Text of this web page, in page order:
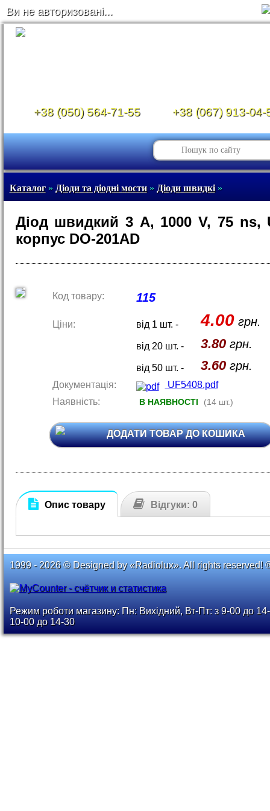
Ви не авторизовані...
+38 (050) 564-71-55 +38 (067) 913-04-
Каталог» Діоди та діодні мости» Діоди швидкі»
Діод швидкий 3 A, 1000 V, 75 ns,
корпус DO-201AD
Код товару: 115
Ціни: від 1 шт. - 4.00грн.
від 20 шт. - 3.80грн.
від 50 шт. - 3.60грн.
Документація:
UF5408.pdf
Наявність:
В НАЯВНОСТІ (14 шт.)
ДОДАТИ ТОВАР ДО КОШИКА
Опис товару Відгуки: 0
1999 - 2026 © Designed by «Radiolux». All rights reserved!
Режим роботи магазину: Пн: Вихідний, Вт-Пт: з 9-00 до
10-00 до 14-30